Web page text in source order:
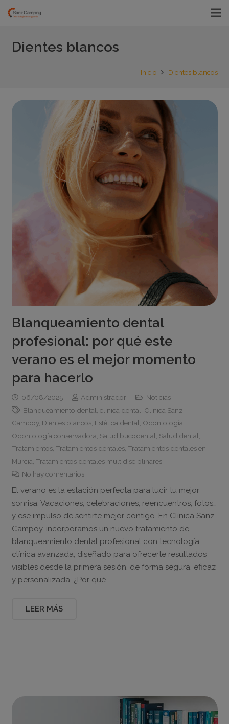
Dientes blancos
Inicio Dientes blancos
Blanqueamiento dental
profesional: por qué este
verano es el mejor momento
para hacerlo
06/08/2025 Administrador
Noticias
Blanqueamiento dental clínica dental Clínica Sanz
Campoy, Dientes blancos, Estética dental Odontología
Odontología conservadora Salud bucodental Salud dental
Tratamientos, Tratamientos dentales, Tratamientos dentales en
Murcia Tratamientos dentales multidisciplinares
No hay comentarios
El verano es la estación perfecta para lucir tu mejor
sonrisa. Vacaciones, celebraciones, reencuentros, fotos…
y ese impulso de sentirte mejor contigo. En Clínica Sanz
Campoy, incorporamos un nuevo tratamiento de
blanqueamiento dental profesional con tecnología
clínica avanzada, diseñado para ofrecerte resultados
visibles desde la primera sesión, de forma segura, eficaz
y personalizada. ¿Por qué…
LEER MÁS